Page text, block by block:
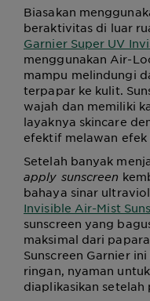
Biasakan
beraktivitas di luar
Garnier Super UV
menggunakan Air-
mampu melindungi
terpapar ke kulit.
wajah dan memiliki
layaknya skincare
efektif melawan efek
Setelah banyak
apply sunscreen
bahaya sinar
Invisible Air-Mist
sunscreen yang
maksimal dari
Sunscreen Garnier
ringan, nyaman
diaplikasikan setelah